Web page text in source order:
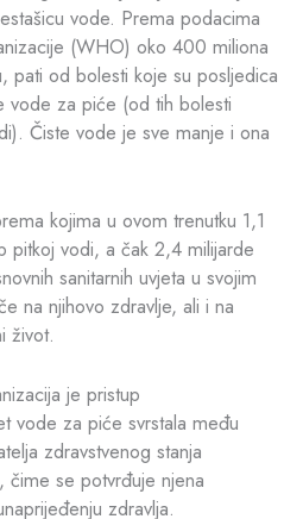
vode. Prema podacima
(WHO) oko 400 miliona
pati od bolesti koje su posljedica
vode za piće (od tih bolesti
Čiste vode je sve manje i ona
kojima u ovom trenutku 1,1
pitkoj vodi, a čak 2,4 milijarde
sanitarnih uvjeta u svojim
na njihovo zdravlje, ali i na
život.
je pristup
vode za piće svrstala među
zdravstvenog stanja
čime se potvrđuje njena
zdravlja.